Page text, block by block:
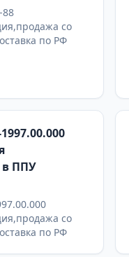
со
по РФ
в ППУ
со
по РФ